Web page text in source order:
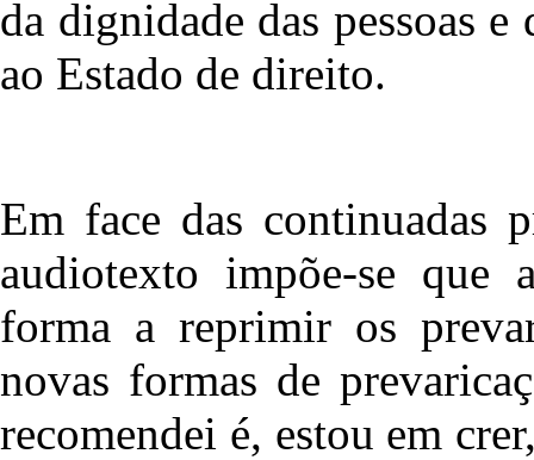
da dignidade das pessoas
ao Estado de direito.
Em face das continuadas
audiotexto impõe-se que
forma a reprimir os
novas formas de
recomendei é, estou em